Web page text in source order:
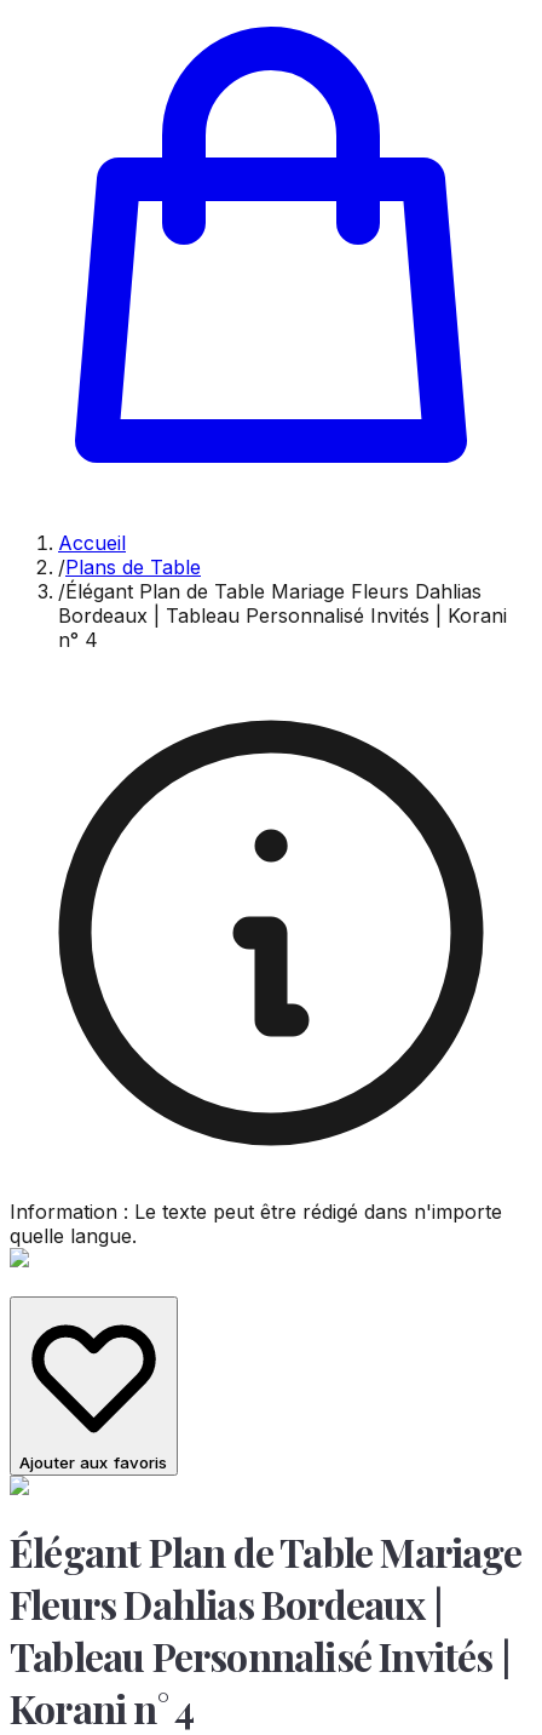
Accueil
/Plans de Table
/Élégant Plan de Table Mariage Fleurs Dahlias
Bordeaux | Tableau Personnalisé Invités | Korani
n° 4
Information : Le texte peut être rédigé dans n'importe
quelle langue.
Ajouter aux favoris
Élégant Plan de Table Mariage
Fleurs Dahlias Bordeaux |
Tableau Personnalisé Invités |
Korani n° 4